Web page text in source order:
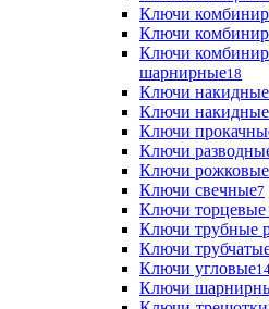
Ключи
Ключи
Ключи
шарнирные18
Ключи накидные
Ключи
Ключи
Ключи
Ключи рожковые
Ключи свечные7
Ключи торцевые
Ключи трубные
Ключи
Ключи угловые
Ключи